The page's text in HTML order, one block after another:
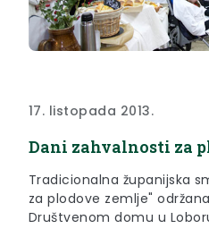
17. listopada 2013.
Dani zahvalnosti za
Tradicionalna županijska
za plodove zemlje" održana
Društvenom domu u